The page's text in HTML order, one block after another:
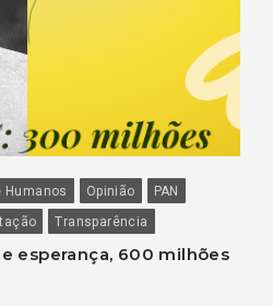
Humanos Opinião
PAN
Transparência
esperança, 600 milhões